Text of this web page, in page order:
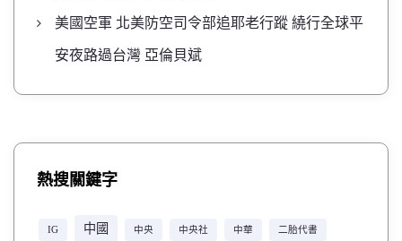
美國空軍 北美防空司令部追耶老行蹤 繞行全球平
安夜路過台灣 亞倫貝斌
熱搜關鍵字
IG 中國 中央 中央社 中華 二胎代書